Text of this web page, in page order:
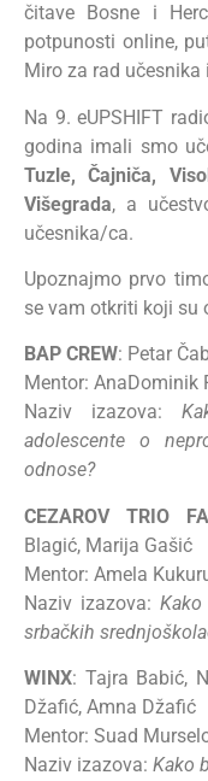
čitave Bosne i
potpunosti online,
Miro za rad
Na 9. eUPSHIFT
godina imali smo
Tuzle, Čajniča,
Višegrada, a
učesnika/ca.
Upoznajmo prvo
se vam otkriti koji su
BAP CREW: Petar
Mentor: AnaDominik
Naziv izazova:
adolescente o
odnose?
CEZAROV TRIO
Blagić, Marija Gašić
Mentor: Amela
Naziv izazova:
srbačkih
WINX: Tajra Babić,
Džafić, Amna Džafić
Mentor: Suad
Naziv izazova: Kako